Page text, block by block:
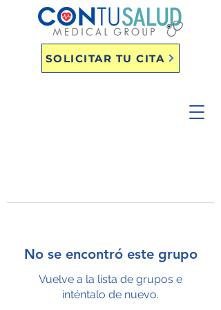
SOLICITAR TU CITA
No se encontró este grupo
Vuelve a la lista de grupos e
inténtalo de nuevo.